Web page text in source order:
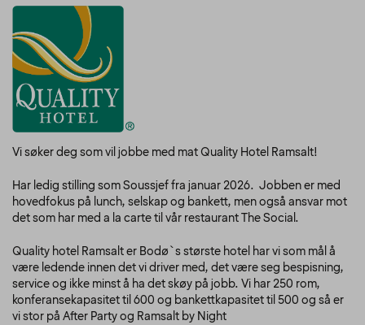
Vi søker deg som vil jobbe med mat Quality Hotel Ramsalt!
Har ledig stilling som Soussjef fra januar 2026. Jobben er med
hovedfokus på lunch, selskap og bankett, men også ansvar mot
det som har med a la carte til vår restaurant The Social.
Quality hotel Ramsalt er Bodø`s største hotel har vi som mål å
være ledende innen det vi driver med, det være seg bespisning,
service og ikke minst å ha det skøy på jobb. Vi har 250 rom,
konferansekapasitet til 600 og bankettkapasitet til 500 og så er
vi stor på After Party og Ramsalt by Night